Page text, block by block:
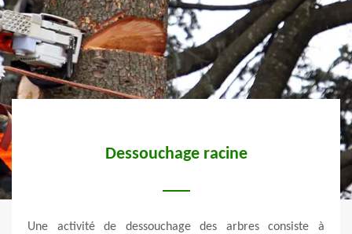
Dessouchage racine
Une activité de dessouchage des arbres consiste à